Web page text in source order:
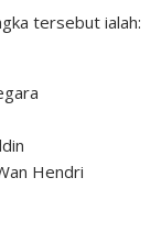
tersebut ialah:
Hendri